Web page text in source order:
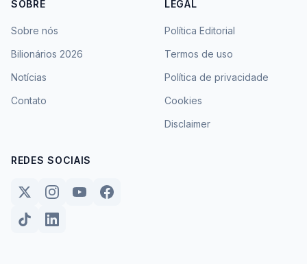
SOBRE
Sobre nós
Bilionários 2026
Notícias
Contato
LEGAL
Política Editorial
Termos de uso
Política de privacidade
Cookies
Disclaimer
REDES SOCIAIS